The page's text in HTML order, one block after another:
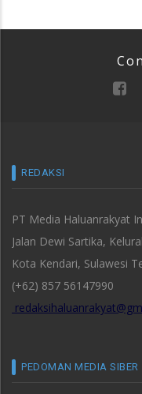
REDAKSI
PT Media Haluanrakyat
Jalan Dewi Sartika,
Kota Kendari, Sulawesi
(+62) 857 56147990
PEDOMAN MEDIA SIBER